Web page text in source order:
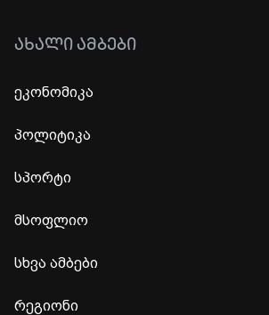
ᲐᲮᲐᲚᲘ ᲐᲛᲑᲔᲑᲘ
ეკონომიკა
პოლიტიკა
სპორტი
მსოფლიო
სხვა ამბები
რეგიონი